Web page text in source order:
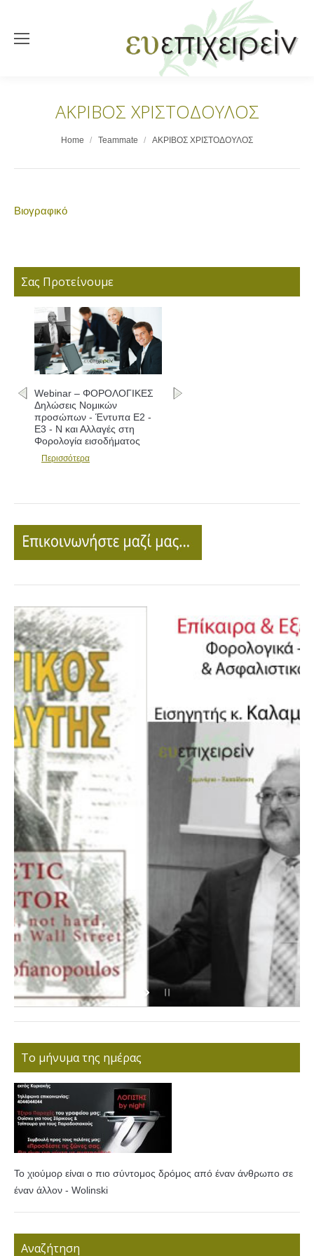
ΑΚΡΙΒΟΣ ΧΡΙΣΤΟΔΟΥΛΟΣ
You are here:
Home Teammate ΑΚΡΙΒΟΣ ΧΡΙΣΤΟΔΟΥΛΟΣ
Βιογραφικό
Σας Προτείνουμε
Webinar – ΦΟΡΟΛΟΓΙΚΕΣ
Δηλώσεις Νομικών
προσώπων - Έντυπα Ε2 -
Ε3 - Ν και Αλλαγές στη
Φορολογία εισοδήματος
Περισσότερα
Το μήνυμα της ημέρας
Το χιούμορ είναι ο πιο σύντομος δρόμος από έναν άνθρωπο σε
έναν άλλον - Wolinski
Αναζήτηση